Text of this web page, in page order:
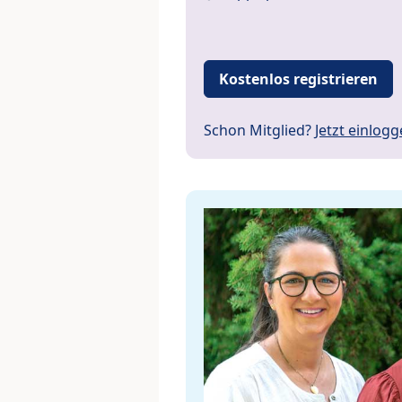
Kostenlos registrieren
Schon Mitglied? Jetzt